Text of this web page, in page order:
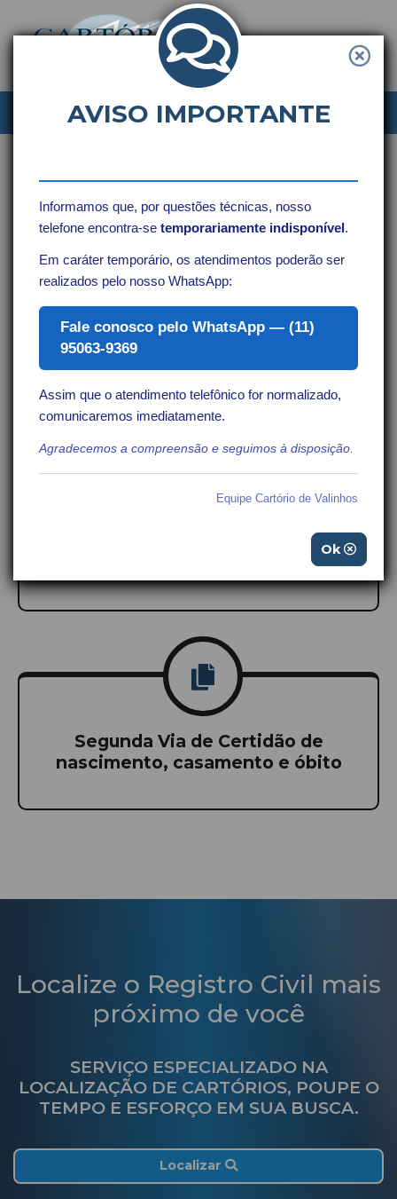
ServiçosOn-line
Consultar Andamentos por
Segunda Via de Certidão de
nascimento, casamento e óbito
Localize o Registro Civil mais
próximo de você
SERVIÇO ESPECIALIZADO NA
LOCALIZAÇÃO DE CARTÓRIOS, POUPE O
TEMPO E ESFORÇO EM SUA BUSCA.
Localizar
AVISO IMPORTANTE
Informamos que, por questões técnicas, nosso
telefone encontra-setemporariamente indisponível.
Em caráter temporário, os atendimentos poderão ser
realizados pelo nosso WhatsApp:
Fale conosco pelo WhatsApp — (11)
95063-9369
Assim que o atendimento telefônico for normalizado,
comunicaremos imediatamente.
Agradecemos a compreensão e seguimos à disposição.
Equipe Cartório de Valinhos
Ok